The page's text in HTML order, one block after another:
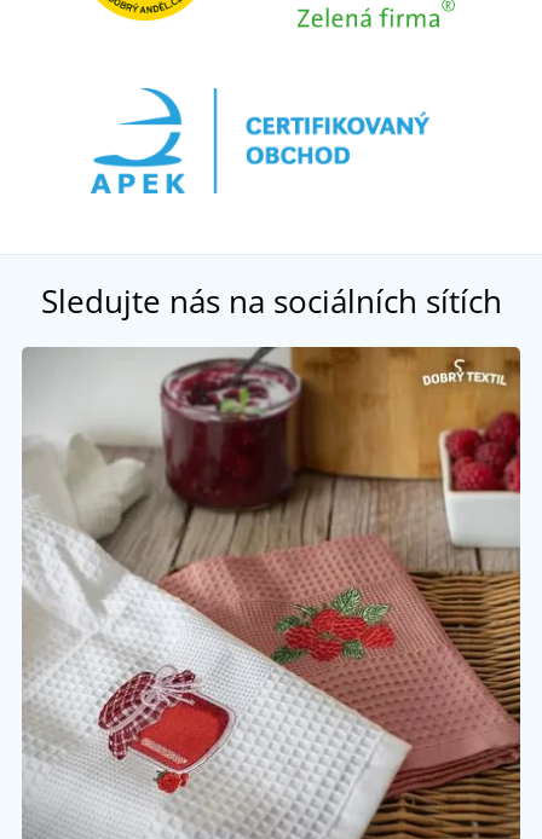
Sledujte nás na sociálních sítích